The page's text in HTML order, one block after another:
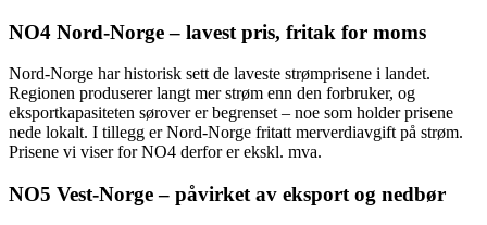
NO4 Nord-Norge – lavest pris, fritak for moms
Nord-Norge har historisk sett de laveste strømprisene i landet.
Regionen produserer langt mer strøm enn den forbruker, og
eksportkapasiteten sørover er begrenset – noe som holder prisene
nede lokalt. I tillegg er Nord-Norge fritatt merverdiavgift på strøm.
Prisene vi viser for NO4 derfor er ekskl. mva.
NO5 Vest-Norge – påvirket av eksport og nedbør